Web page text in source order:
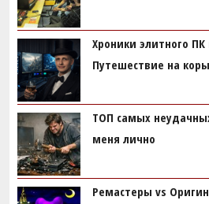
Хроники элитного
Путешествие на
ТОП самых
меня лично
Ремастеры vs